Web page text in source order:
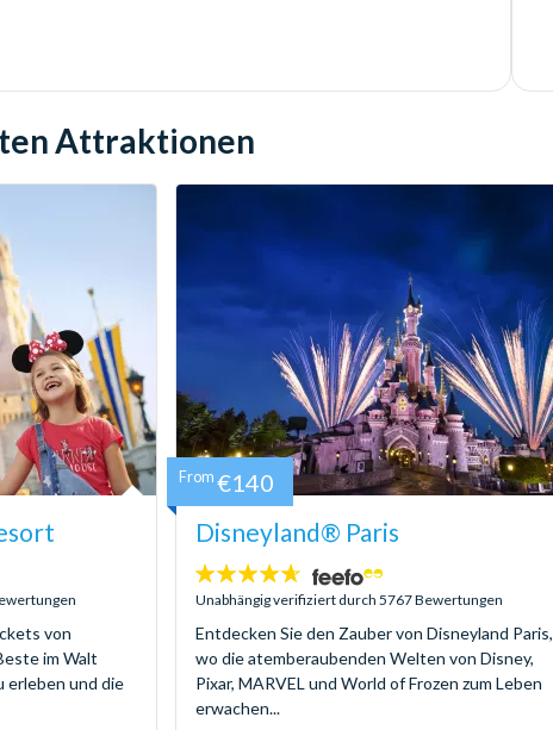
Attraktionen
von
im Walt
erleben und die
Disneyland® Paris
4.6
Sterne:
Unabhängig verifiziert durch 5767 Bewertungen
Entdecken Sie den Zauber von Disneyland Paris,
wo die atemberaubenden Welten von Disney,
Pixar, MARVEL und World of Frozen zum Leben
erwachen...
From €140